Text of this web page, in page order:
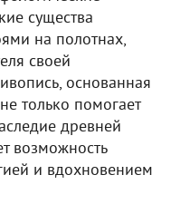
существа
на полотнах,
своей
основанная
только помогает
древней
возможность
и вдохновением